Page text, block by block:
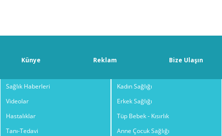
Künye Reklam Bize Ulaşın
Sağlık Haberleri
Videolar
Hastalıklar
Tanı-Tedavi
Kadın Sağlığı
Erkek Sağlığı
Tüp Bebek - Kısırlık
Anne Çocuk Sağlığı